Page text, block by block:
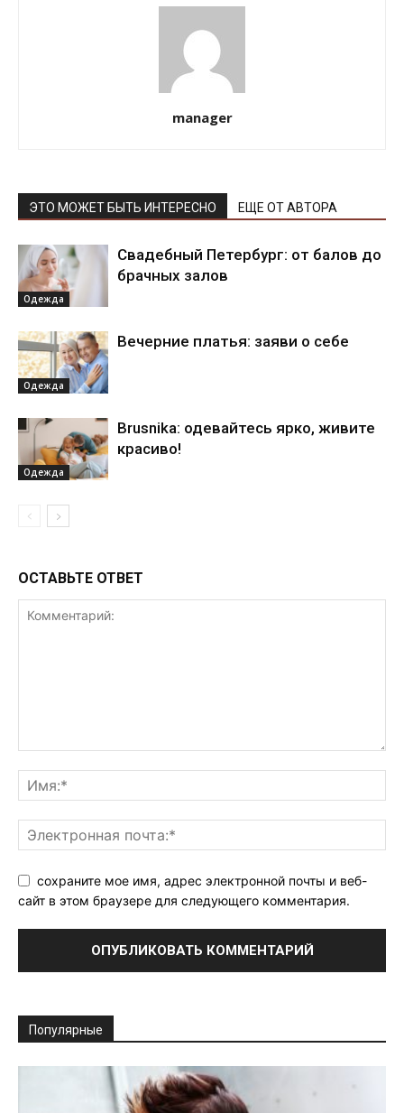
manager
ЭТО МОЖЕТ БЫТЬ ИНТЕРЕСНО ЕЩЕ ОТ АВТОРА
Одежда
Свадебный Петербург: от балов до
брачных залов
Одежда
Вечерние платья: заяви о себе
Одежда
Brusnika: одевайтесь ярко, живите
красиво!
ОСТАВЬТЕ ОТВЕТ
сохраните мое имя, адрес электронной почты и веб-
сайт в этом браузере для следующего комментария.
Популярные